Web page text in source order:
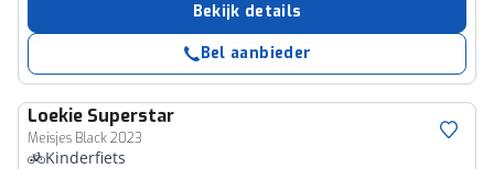
Bekijk details
Bel aanbieder
Loekie Superstar
Meisjes Black 2023
Kinderfiets